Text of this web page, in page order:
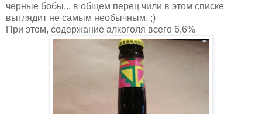
черные бобы... в общем перец чили в этом списке
выглядит не самым необычным. ;)
При этом, содержание алкоголя всего 6,6%